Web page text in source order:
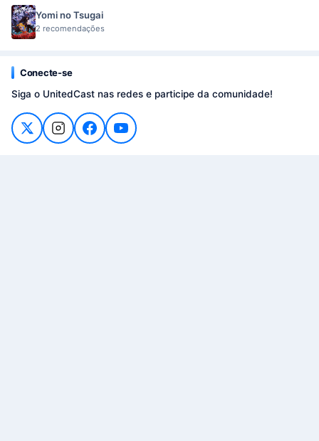
Yomi no Tsugai
2 recomendações
Conecte-se
Siga o UnitedCast nas redes e participe da comunidade!